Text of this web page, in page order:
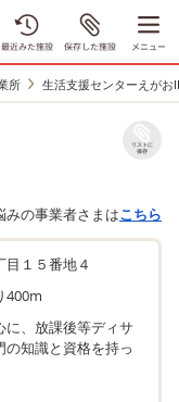
所 生活支援センターえがお
リストに
保存
みの事業者さまはこちら
目１５番地４
400m
、放課後等ディサ
知識と資格を持っ